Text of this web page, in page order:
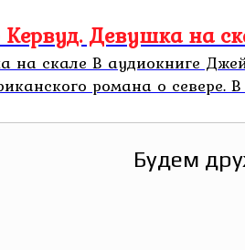
Девушка на
на скале В аудиокниге
романа о севере. В
Будем